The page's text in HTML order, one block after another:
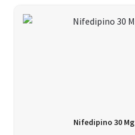
Nifedipino 30